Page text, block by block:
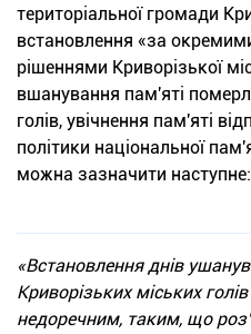
територіальної громади
встановлення «за
рішеннями Криворізької
вшанування пам'яті
голів, увічнення пам'яті
політики національної
можна зазначити наступне:
«Встановлення днів
Криворізьких міських
недоречним, таким, що